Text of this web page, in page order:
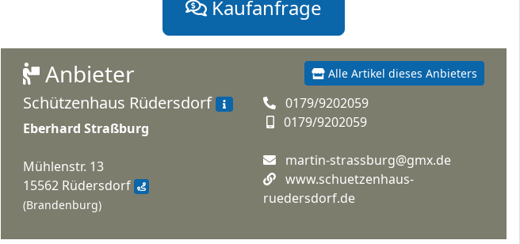
Kaufanfrage
Alle Artikel dieses Anbieters
Anbieter
Schützenhaus Rüdersdorf
Eberhard Straßburg
Mühlenstr. 13
15562 Rüdersdorf
(Brandenburg)
0179/9202059
0179/9202059
martin-strassburg@gmx.de
www.schuetzenhaus-
ruedersdorf.de